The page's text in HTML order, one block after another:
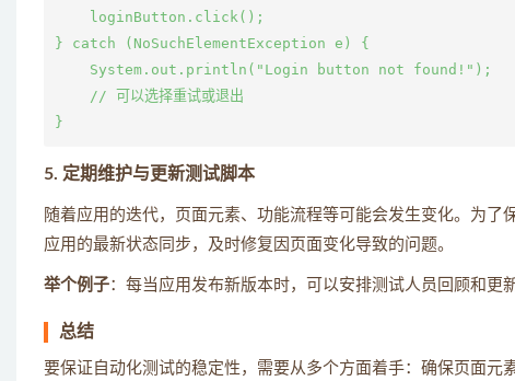
    loginButton.click();
} catch (NoSuchElementException e) {
    System.out.println("Login button not found!");
    // 可以选择重试或退出
5. 定期维护与更新测试脚本
随着应用的迭代，页面元素、功能流程等可能会发生变化。为
应用的最新状态同步，及时修复因页面变化导致的问题。
举个例子：每当应用发布新版本时，可以安排测试人员回顾和更
总结
要保证自动化测试的稳定性，需要从多个方面着手：确保页面